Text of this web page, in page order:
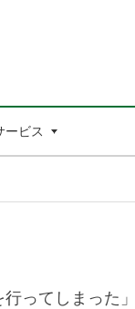
ービス
ってしまっ